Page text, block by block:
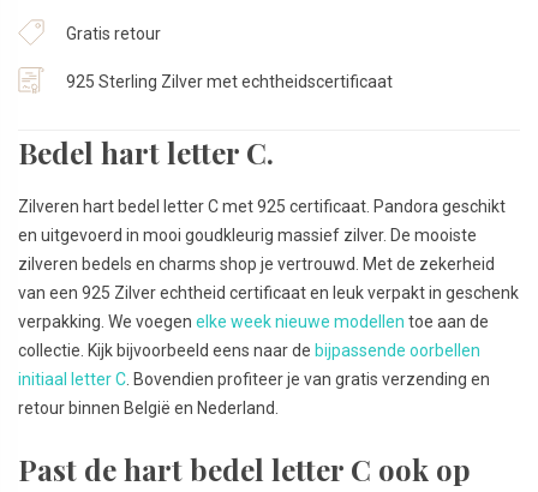
Gratis retour
925 Sterling Zilver met echtheidscertificaat
Bedel hart letter C.
Zilveren hart bedel letter C met 925 certificaat. Pandora geschikt
en uitgevoerd in mooi goudkleurig massief zilver. De mooiste
zilveren bedels en charms shop je vertrouwd. Met de zekerheid
van een 925 Zilver echtheid certificaat en leuk verpakt in geschenk
verpakking. We voegen elke week nieuwe modellen toe aan de
collectie. Kijk bijvoorbeeld eens naar de bijpassende oorbellen
initiaal letter C . Bovendien profiteer je van gratis verzending en
retour binnen België en Nederland.
Past de hart bedel letter C ook op